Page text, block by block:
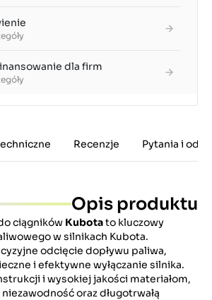
dla firm
Recenzje Pytania i
Opis produktu
ciągników Kubotato kluczowy
w silnikach Kubota.
odcięcie dopływu paliwa,
i efektywne wyłączanie silnika.
i wysokiej jakości materiałom,
oraz długotrwałą